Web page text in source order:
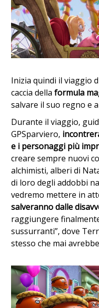
Inizia quindi il viaggio
caccia della formula
salvare il suo regno e
Durante il viaggio,
GPSparviero,
e i personaggi più
creare sempre nuovi
alchimisti, alberi di
di loro degli addobbi
vedremo mettere in
salveranno dalle
raggiungere
sussurranti”, dove
stesso che mai